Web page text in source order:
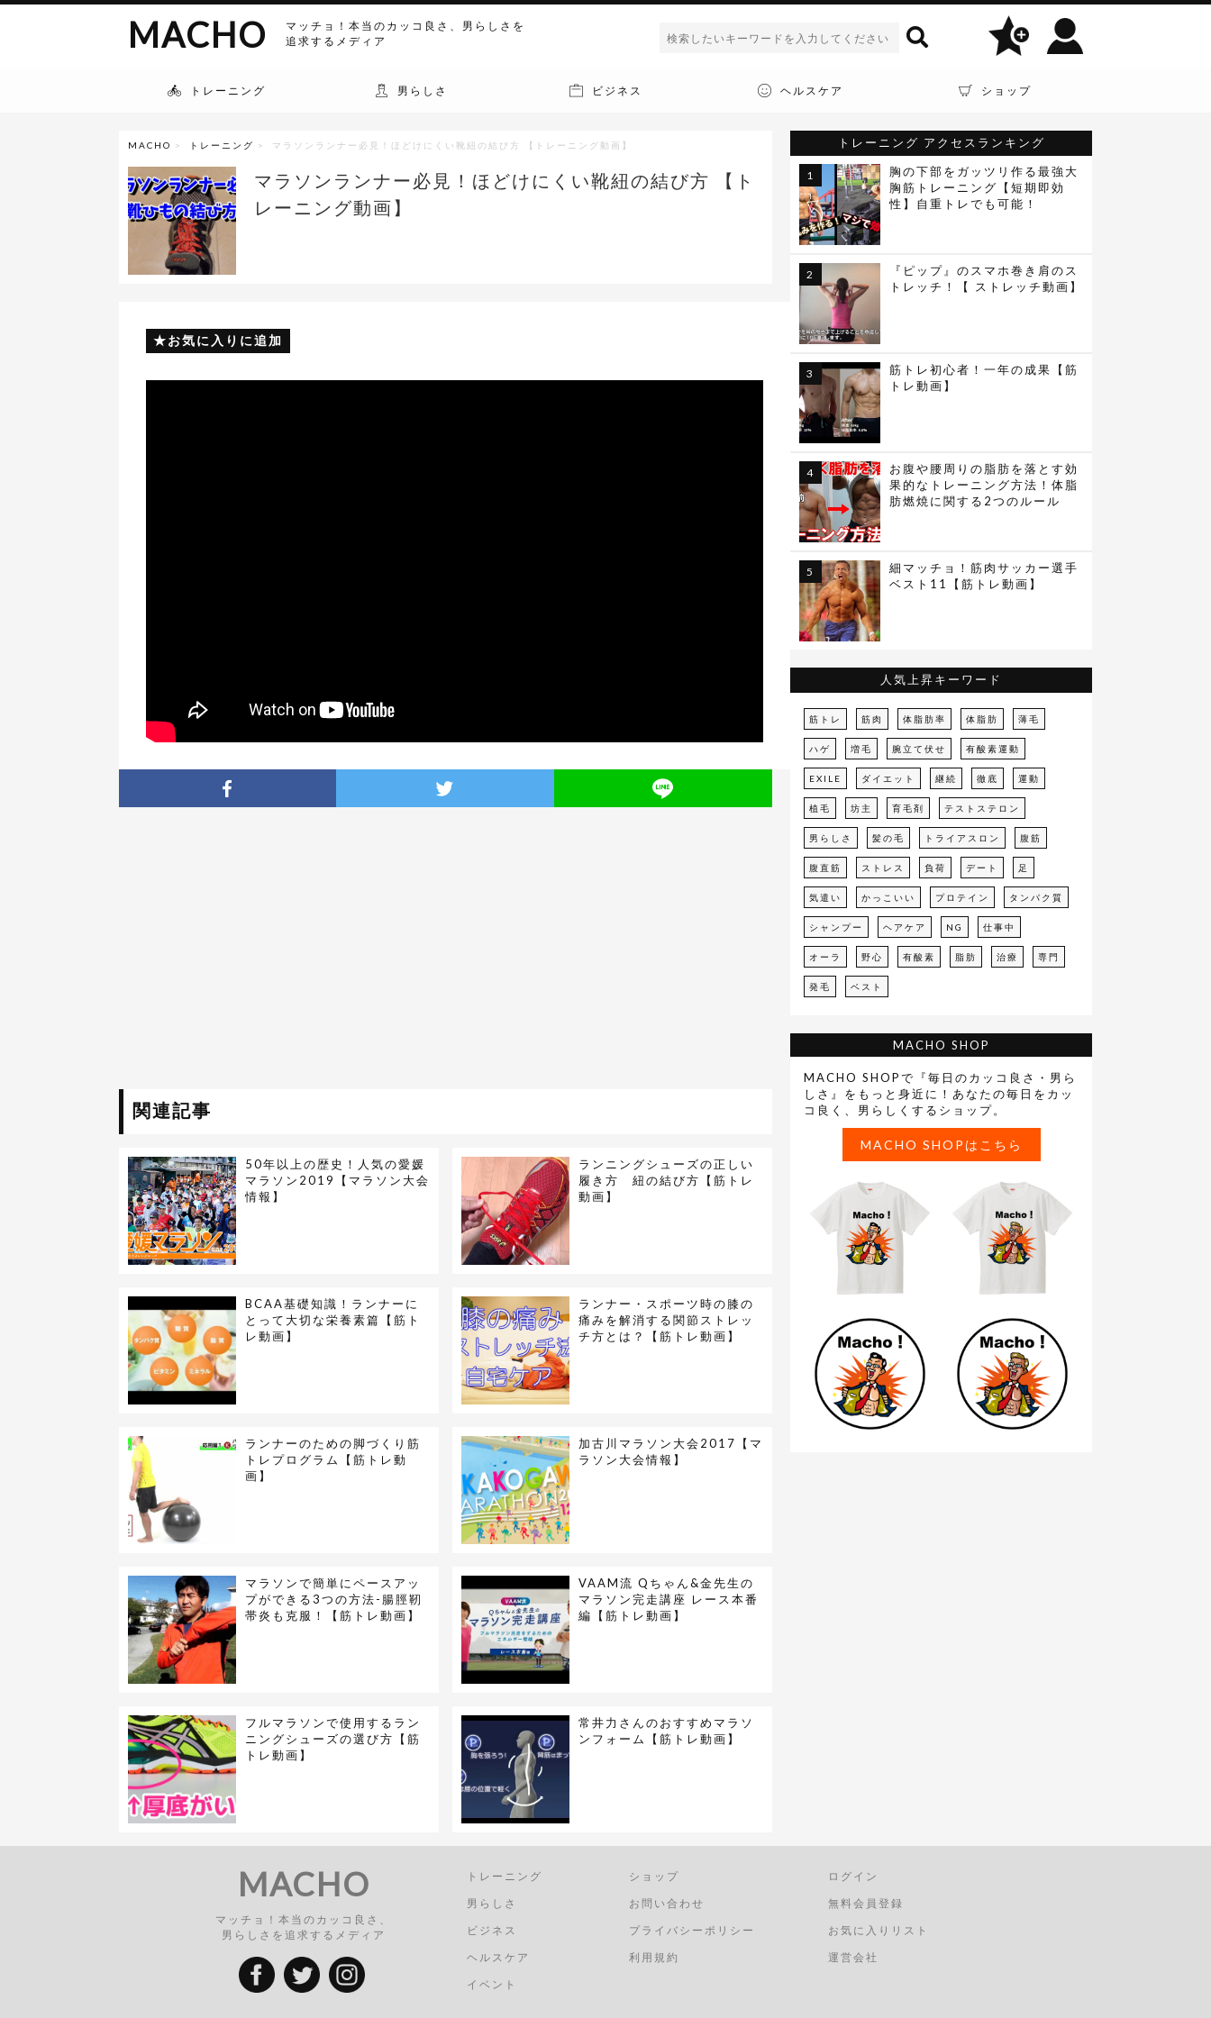
マッチョ！本当のカッコ良さ、男らしさを
追求するメディア
MACHO
トレーニング 男らしさ ビジネス ヘルスケア ショップ
MACHO > トレーニング > マラソンランナー必見！ほどけにくい靴紐の結び方 【トレーニング動画】
マラソンランナー必見！ほどけにくい靴紐の結び方 【ト
レーニング動画】
お気に入りに追加
関連記事
50年以上の歴史！人気の愛媛
マラソン2019【マラソン大会
情報】
ランニングシューズの正しい
履き方 紐の結び方【筋トレ
動画】
BCAA基礎知識！ランナーに
とって大切な栄養素篇【筋ト
レ動画】
ランナー・スポーツ時の膝の
痛みを解消する関節ストレッ
チ方とは？【筋トレ動画】
ランナーのための脚づくり筋
トレプログラム【筋トレ動
画】
加古川マラソン大会2017【マ
ラソン大会情報】
マラソンで簡単にペースアッ
プができる3つの方法-腸脛靭
帯炎も克服！【筋トレ動画】
VAAM流 Qちゃん&金先生の
マラソン完走講座 レース本番
編【筋トレ動画】
フルマラソンで使用するラン
ニングシューズの選び方【筋
トレ動画】
常井力さんのおすすめマラソ
ンフォーム【筋トレ動画】
トレーニング アクセスランキング
胸の下部をガッツリ作る最強大
胸筋トレーニング【短期即効
性】自重トレでも可能！
『ピップ』のスマホ巻き肩のス
トレッチ！【 ストレッチ動画】
筋トレ初心者！一年の成果【筋
トレ動画】
お腹や腰周りの脂肪を落とす効
果的なトレーニング方法！体脂
肪燃焼に関する2つのルール
細マッチョ！筋肉サッカー選手
ベスト11【筋トレ動画】
人気上昇キーワード
筋トレ 筋肉 体脂肪率 体脂肪 薄毛
ハゲ 増毛 腕立て伏せ 有酸素運動
EXILE ダイエット 継続 徹底 運動
植毛 坊主 育毛剤 テストステロン
男らしさ 髪の毛 トライアスロン 腹筋
腹直筋 ストレス 負荷 デート 足
気遣い かっこいい プロテイン タンパク質
シャンプー ヘアケア NG 仕事中
オーラ 野心 有酸素 脂肪 治療 専門
発毛 ベスト
MACHO SHOP
MACHO SHOPで『毎日のカッコ良さ・男ら
しさ』をもっと身近に！あなたの毎日をカッ
コ良く、男らしくするショップ。
MACHO SHOPはこちら
MACHO
マッチョ！本当のカッコ良さ、
男らしさを追求するメディア
トレーニング
男らしさ
ビジネス
ヘルスケア
イベント
ショップ
お問い合わせ
プライバシーポリシー
利用規約
ログイン
無料会員登録
お気に入りリスト
運営会社